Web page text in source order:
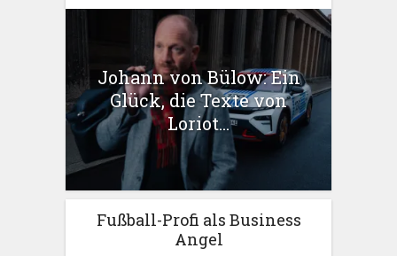
Johann von Bülow: Ein
Glück, die Texte von
Loriot...
Fußball-Profi als Business
Angel